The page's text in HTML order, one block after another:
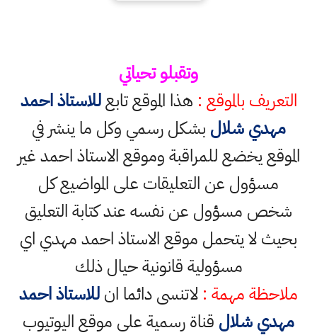
وتقبلو تحياتي
التعريف بالموقع : هذا الموقع تابعللاستاذ احمد
مهدي شلال بشكل رسمي وكل ما ينشر في
الموقع يخضع للمراقبة وموقع الاستاذ احمد غير
مسؤول عن التعليقات على المواضيع كل
شخص مسؤول عن نفسه عند كتابة التعليق
بحيث لا يتحمل موقع الاستاذ احمد مهدي اي
مسؤولية قانونية حيال ذلك
ملاحظة مهمة : لاتنسى دائما انللاستاذ احمد
مهدي شلال قناة رسمية على موقع اليوتيوب